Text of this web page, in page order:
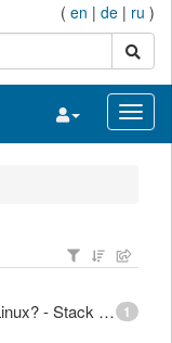
( en | de | ru )
поиск
Переключить
1
epoll - What is an anonymous inode in Linux? - Stack Overflow